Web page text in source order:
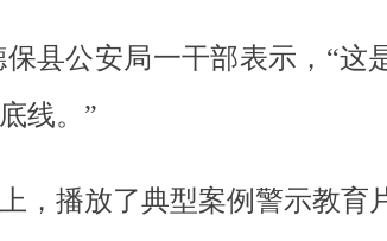
县公安局一干部表示，“这
线。”
，播放了典型案例警示教育